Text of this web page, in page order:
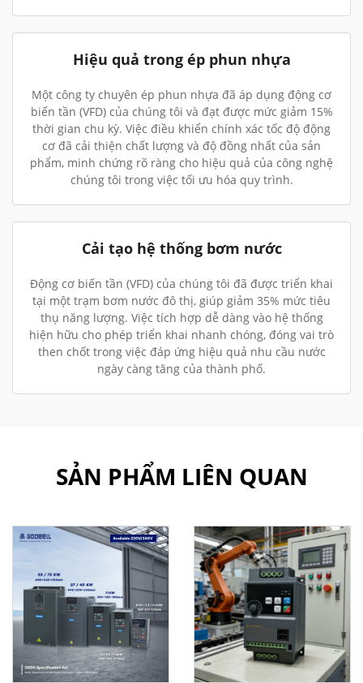
Hiệu quả trong ép phun nhựa
Một công ty chuyên ép phun nhựa đã áp dụng động cơ
biến tần (VFD) của chúng tôi và đạt được mức giảm 15%
thời gian chu kỳ. Việc điều khiển chính xác tốc độ động
cơ đã cải thiện chất lượng và độ đồng nhất của sản
phẩm, minh chứng rõ ràng cho hiệu quả của công nghệ
chúng tôi trong việc tối ưu hóa quy trình.
Cải tạo hệ thống bơm nước
Động cơ biến tần (VFD) của chúng tôi đã được triển khai
tại một trạm bơm nước đô thị, giúp giảm 35% mức tiêu
thụ năng lượng. Việc tích hợp dễ dàng vào hệ thống
hiện hữu cho phép triển khai nhanh chóng, đóng vai trò
then chốt trong việc đáp ứng hiệu quả nhu cầu nước
ngày càng tăng của thành phố.
SẢN PHẨM LIÊN QUAN